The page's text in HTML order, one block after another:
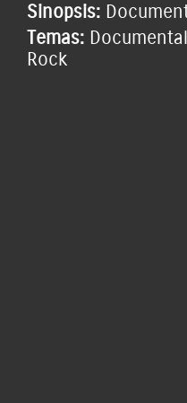
Sinopsis:
Temas:
Rock